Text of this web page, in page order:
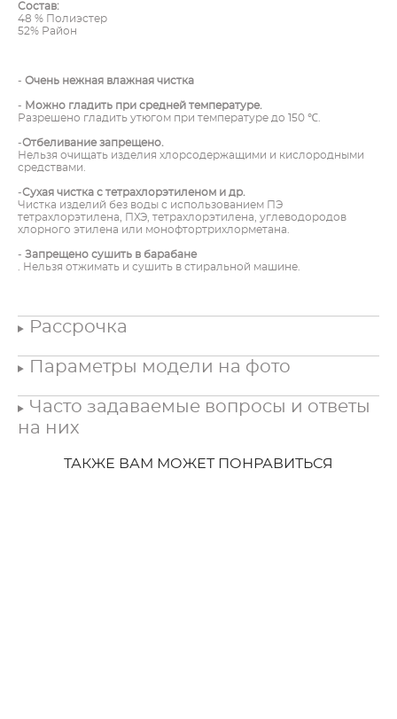
Состав:
48 % Полиэстер
52% Район
- Очень нежная влажная чистка
- Можно гладить при средней температуре.
Разрешено гладить утюгом при температуре до 150 ℃.
-Отбеливание запрещено.
Нельзя очищать изделия хлорсодержащими и кислородными
средствами.
-Сухая чистка с тетрахлорэтиленом и др.
Чистка изделий без воды с использованием ПЭ
тетрахлорэтилена, ПХЭ, тетрахлорэтилена, углеводородов
хлорного этилена или монофтортрихлорметана.
- Запрещено сушить в барабане
. Нельзя отжимать и сушить в стиральной машине.
Рассрочка
Параметры модели на фото
Часто задаваемые вопросы и ответы
на них
ТАКЖЕ ВАМ МОЖЕТ ПОНРАВИТЬСЯ